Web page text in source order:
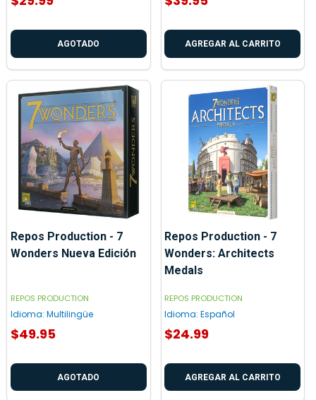
AGOTADO AGREGAR AL CARRITO
Repos Production - 7
Wonders Nueva Edición
REPOS PRODUCTION
Idioma: Multilingüe
$49.95
AGOTADO
Repos Production - 7
Wonders: Architects
Medals
REPOS PRODUCTION
Idioma: Español
$24.99
AGREGAR AL CARRITO